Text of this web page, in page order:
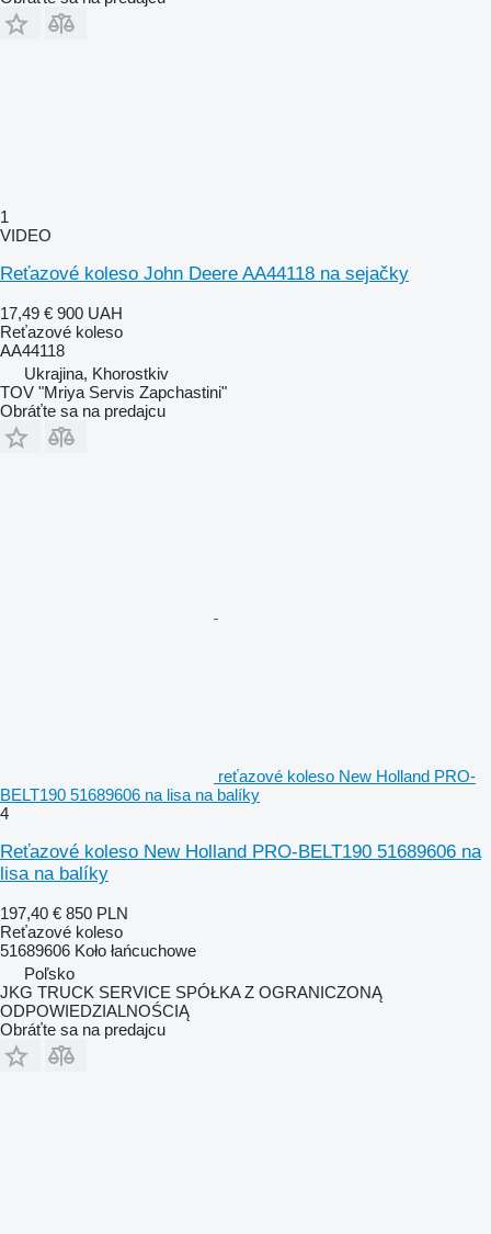
1
VIDEO
Reťazové koleso John Deere AA44118 na sejačky
17,49 € 900 UAH
Reťazové koleso
AA44118
Ukrajina, Khorostkiv
TOV "Mriya Servis Zapchastini"
Obráťte sa na predajcu
reťazové koleso New Holland PRO-
BELT190 51689606 na lisa na balíky
4
Reťazové koleso New Holland PRO-BELT190 51689606 na
lisa na balíky
197,40 € 850 PLN
Reťazové koleso
51689606 Koło łańcuchowe
Poľsko
JKG TRUCK SERVICE SPÓŁKA Z OGRANICZONĄ
ODPOWIEDZIALNOŚCIĄ
Obráťte sa na predajcu